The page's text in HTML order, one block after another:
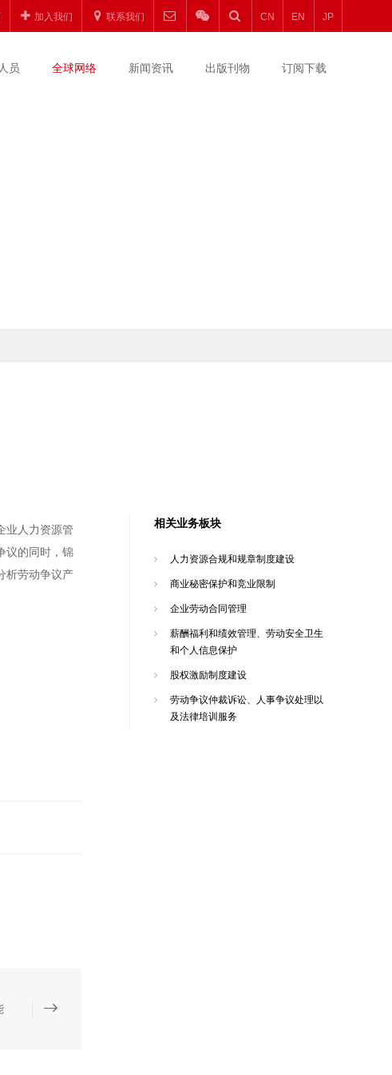
加入我们 联系我们 CN EN JP
员 全球网络 新闻资讯 出版刊物 订阅下载
业人力资源管
议的同时，锦
析劳动争议产
相关业务板块
人力资源合规和规章制度建设
商业秘密保护和竞业限制
企业劳动合同管理
薪酬福利和绩效管理、劳动安全卫生
和个人信息保护
股权激励制度建设
劳动争议仲裁诉讼、人事争议处理以
及法律培训服务